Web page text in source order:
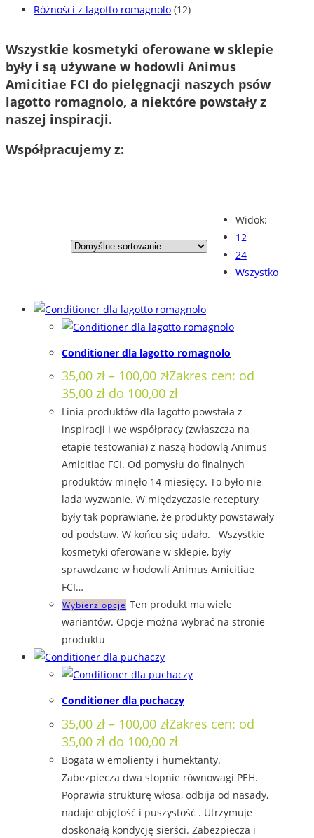
Wszystkie kosmetyki oferowane w sklepie
były i są używane w hodowli Animus
Amicitiae FCI do pielęgnacji naszych psów
lagotto romagnolo, a niektóre powstały z
naszej inspiracji.
Współpracujemy z:
Widok:
12
24
Wszystko
Conditioner dla lagotto romagnolo
35,00 zł – 100,00 złZakres cen: od
35,00 zł do 100,00 zł
Linia produktów dla lagotto powstała z
inspiracji i we współpracy (zwłaszcza na
etapie testowania) z naszą hodowlą Animus
Amicitiae FCI. Od pomysłu do finalnych
produktów minęło 14 miesięcy. To było nie
lada wyzwanie. W międzyczasie receptury
były tak poprawiane, że produkty powstawały
od podstaw. W końcu się udało. Wszystkie
kosmetyki oferowane w sklepie, były
sprawdzane w hodowli Animus Amicitiae
FCI…
Wybierz opcje Ten produkt ma wiele
wariantów. Opcje można wybrać na stronie
produktu
Conditioner dla puchaczy
35,00 zł – 100,00 złZakres cen: od
35,00 zł do 100,00 zł
Bogata w emolienty i humektanty.
Zabezpiecza dwa stopnie równowagi PEH.
Poprawia strukturę włosa, odbija od nasady,
nadaje objętość i puszystość . Utrzymuje
doskonałą kondycję sierści. Zabezpiecza i
Różności z lagotto romagnolo (12)